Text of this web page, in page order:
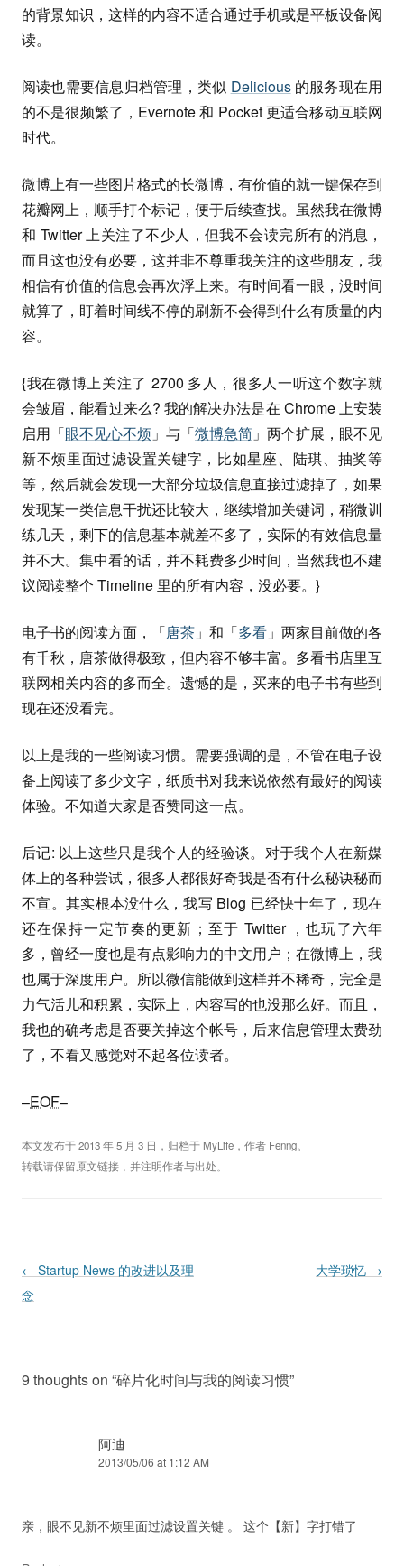
的背景知识，这样的内容不适合通过手机或是平板设备阅
读。
阅读也需要信息归档管理，类似 Delicious的服务现在用
的不是很频繁了，Evernote 和 Pocket 更适合移动互联网
时代。
微博上有一些图片格式的长微博，有价值的就一键保存到
花瓣网上，顺手打个标记，便于后续查找。虽然我在微博
和 Twitter 上关注了不少人，但我不会读完所有的消息，
而且这也没有必要，这并非不尊重我关注的这些朋友，我
相信有价值的信息会再次浮上来。有时间看一眼，没时间
就算了，盯着时间线不停的刷新不会得到什么有质量的内
容。
{我在微博上关注了 2700 多人，很多人一听这个数字就
会皱眉，能看过来么? 我的解决办法是在 Chrome 上安装
启用「眼不见心不烦 」与「微博急简 」两个扩展，眼不见
新不烦里面过滤设置关键字，比如星座、陆琪、抽奖等
等，然后就会发现一大部分垃圾信息直接过滤掉了，如果
发现某一类信息干扰还比较大，继续增加关键词，稍微训
练几天，剩下的信息基本就差不多了，实际的有效信息量
并不大。集中看的话，并不耗费多少时间，当然我也不建
议阅读整个 Timeline 里的所有内容，没必要。}
电子书的阅读方面，「唐茶 」和「多看 」两家目前做的各
有千秋，唐茶做得极致，但内容不够丰富。多看书店里互
联网相关内容的多而全。遗憾的是，买来的电子书有些到
现在还没看完。
以上是我的一些阅读习惯。需要强调的是，不管在电子设
备上阅读了多少文字，纸质书对我来说依然有最好的阅读
体验。不知道大家是否赞同这一点。
后记: 以上这些只是我个人的经验谈。对于我个人在新媒
体上的各种尝试，很多人都很好奇我是否有什么秘诀秘而
不宣。其实根本没什么，我写 Blog 已经快十年了，现在
还在保持一定节奏的更新；至于 Twitter ，也玩了六年
多，曾经一度也是有点影响力的中文用户；在微博上，我
也属于深度用户。所以微信能做到这样并不稀奇，完全是
力气活儿和积累，实际上，内容写的也没那么好。而且，
我也的确考虑是否要关掉这个帐号，后来信息管理太费劲
了，不看又感觉对不起各位读者。
–EOF–
本文发布于2013 年 5 月 3 日 ，归档于 MyLife ，作者 Fenng。
转载请保留原文链接，并注明作者与出处。
Post navigation
← Startup News 的改进以及理
念
大学琐忆 →
9 thoughts on “碎片化时间与我的阅读习惯”
阿迪
2013/05/06 at 1:12 AM
亲，眼不见新不烦里面过滤设置关键 。 这个【新】字打错了